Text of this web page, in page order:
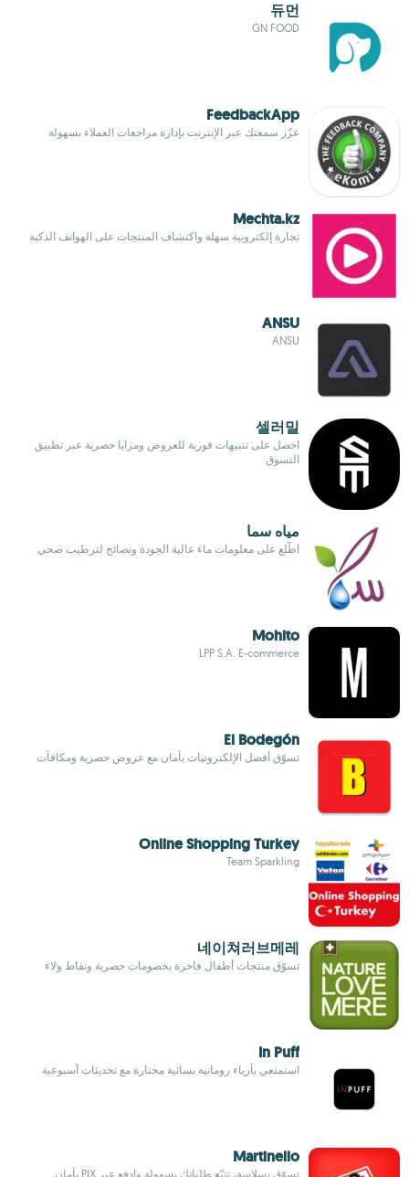
듀먼
GN FOOD
FeedbackApp
عزّز سمعتك عبر الإنترنت بإدارة مراجعات العملاء بسهولة
Mechta.kz
تجارة إلكترونية سهلة واكتشاف المنتجات على الهواتف الذكية
ANSU
ANSU
셀러밀
احصل على تنبيهات فورية للعروض ومزايا حصرية عبر تطبيق
التسوق
مياه سما
اطّلع على معلومات ماء عالية الجودة ونصائح لترطيب صحي
Mohito
LPP S.A. E-commerce
El Bodegón
تسوّق أفضل الإلكترونيات بأمان مع عروض حصرية ومكافآت
Online Shopping Turkey
Team Sparkling
네이쳐러브메레
تسوّق منتجات أطفال فاخرة بخصومات حصرية ونقاط ولاء
In Puff
استمتعي بأزياء رومانية نسائية مختارة مع تحديثات أسبوعية
Martinello
تسوّق بسلاسة، تتبّع طلباتك بسهولة وادفع عبر PIX بأمان